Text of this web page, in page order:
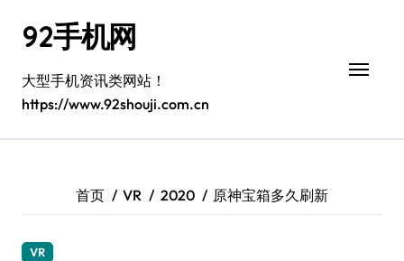
92手机网
大型手机资讯类网站！
https://www.92shouji.com.cn
首页 VR 2020 原神宝箱多久刷新
VR